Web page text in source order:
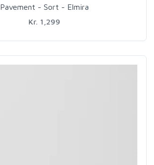
Pavement - Sort - Elmira
Kr. 1,299